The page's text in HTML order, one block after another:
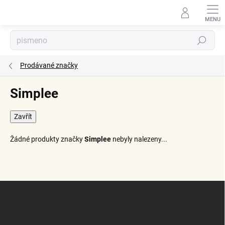
Hledat
Prodávané značky
Simplee
Zavřít
Žádné produkty značkySimplee nebyly nalezeny...